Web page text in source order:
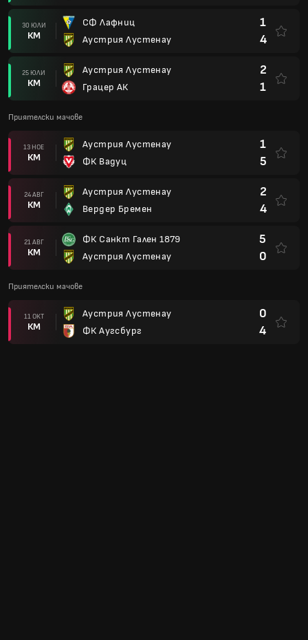
30 ЮЛИ
КМ
СФ Лафниц
Аустрия Лустенау
1
4
25 ЮЛИ
КМ
Аустрия Лустенау
Грацер АК
2
1
Приятелски мачове
13 НОЕ
КМ
Аустрия Лустенау
ФК Вадуц
1
5
24 АВГ
КМ
Аустрия Лустенау
Вердер Бремен
2
4
21 АВГ
КМ
ФК Санкт Гален 1879
Аустрия Лустенау
5
0
Приятелски мачове
11 ОКТ
КМ
Аустрия Лустенау
ФК Аугсбург
0
4